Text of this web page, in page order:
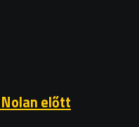
előtt